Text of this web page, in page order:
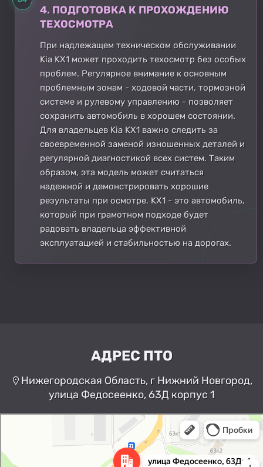
4. ПОДГОТОВКА К ПРОХОЖДЕНИЮ
ТЕХОСМОТРА
При надлежащем техническом обслуживании
Kia KX1 может проходить техосмотр без особых
проблем. Регулярное внимание к основным
проблемным зонам - ходовой части, тормозной
системе и рулевому управлению - позволяет
сохранить автомобиль в хорошем состоянии.
Для владельцев Kia KX1 важно следить за
своевременной заменой изношенных деталей и
регулярной диагностикой всех систем. Таким
образом, эта модель может считаться
надежной и демонстрировать хорошие
результаты при осмотре. KX1 - это автомобиль,
который при грамотном подходе будет
радовать владельца эффективной
эксплуатацией и стабильностью на дорогах.
АДРЕС ПТО
Нижегородская Область, г Нижний Новгород,
улица Федосеенко, 63Д корпус 1
Нижний Новгород
Улица Федосеенко, 63Дк1 —
Яндекс Карты